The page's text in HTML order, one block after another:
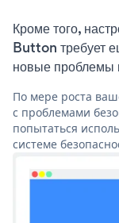
Кроме того,
Button требует
новые проблемы
По мере роста
с проблемами
попытаться
системе